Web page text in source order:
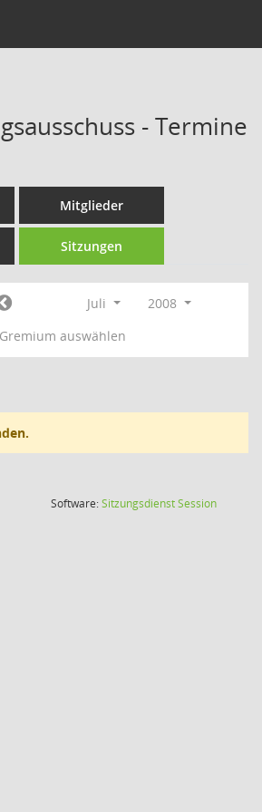
- Termine
Mitglieder
Sitzungen
Juli
2008
Gremium auswählen
Software:SitzungsdienstSession(Wird in